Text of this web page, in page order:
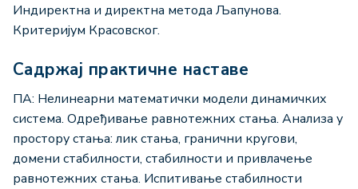
Индиректна и директна метода Љапунова.
Критеријум Красовског.
Садржај практичне наставе
ПА: Нелинеарни математички модели динамичких
система. Одређивање равнотежних стања. Aнализа у
простору стања: лик стања, гранични кругови,
домени стабилности, стабилности и привлачење
равнотежних стања. Испитивање стабилности